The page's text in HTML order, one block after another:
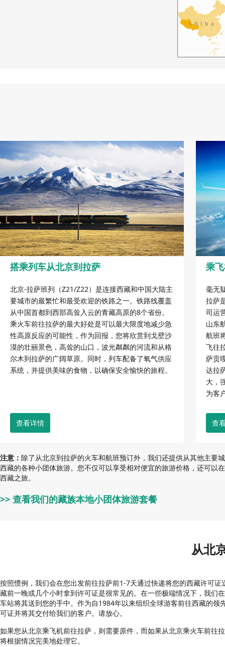
搭乘列车从北京到拉萨
北京-拉萨班列（Z21/Z22）是连接西藏和中国大陆主
要城市的最繁忙和最受欢迎的铁路之一。铁路线覆盖
从中国首都到西部高耸入云的青藏高原的8个省份。
乘火车前往拉萨的最大好处是可以最大限度地减少急
性高原反应的可能性，作为回报，您将欣赏到戈壁沙
漠的壮丽景色，高耸的山口，波光粼粼的河流和从格
尔木到拉萨的广阔草原。同时，列车配备了氧气供应
系统，并提供美味的食物，以确保安全愉快的旅程。
查看详情
乘
毫无
拉萨
司运
山东
航班
飞往
萨贡
达拉
大，
为客
查
注意： 除了从北京到拉萨的火车和航班预订外，我们还提供从其他主要
西藏的各种小团体旅游。您不仅可以享受相对便宜的旅游价格，还可以
西藏之旅。
>> 查看我们的藏族本地小团体旅游套餐
从北
按照惯例，我们会在您出发前往拉萨前1-7天通过快递将您的西藏许可
藏前一晚或几个小时拿到许可证是很常见的。在一些极端情况下，我们
车站将其送到您的手中。作为自1984年以来组织全球游客前往西藏的领
可证并将其交付给我们的客户。请放心。
如果您从北京乘飞机前往拉萨，则需要原件，而如果从北京乘火车前往
将根据情况完美地处理它。